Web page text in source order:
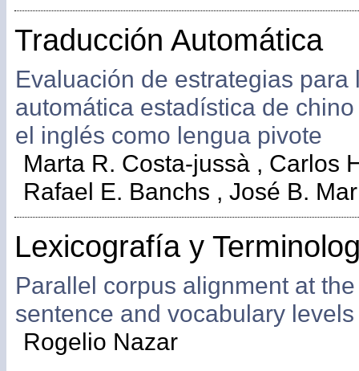
Traducción Automática
Evaluación de estrategias para
automática estadística de
el inglés como lengua pivote
Marta R. Costa-jussà , Carlos
Rafael E. Banchs , José B.
Lexicografía y
Parallel corpus alignment at
sentence and vocabulary levels
Rogelio Nazar